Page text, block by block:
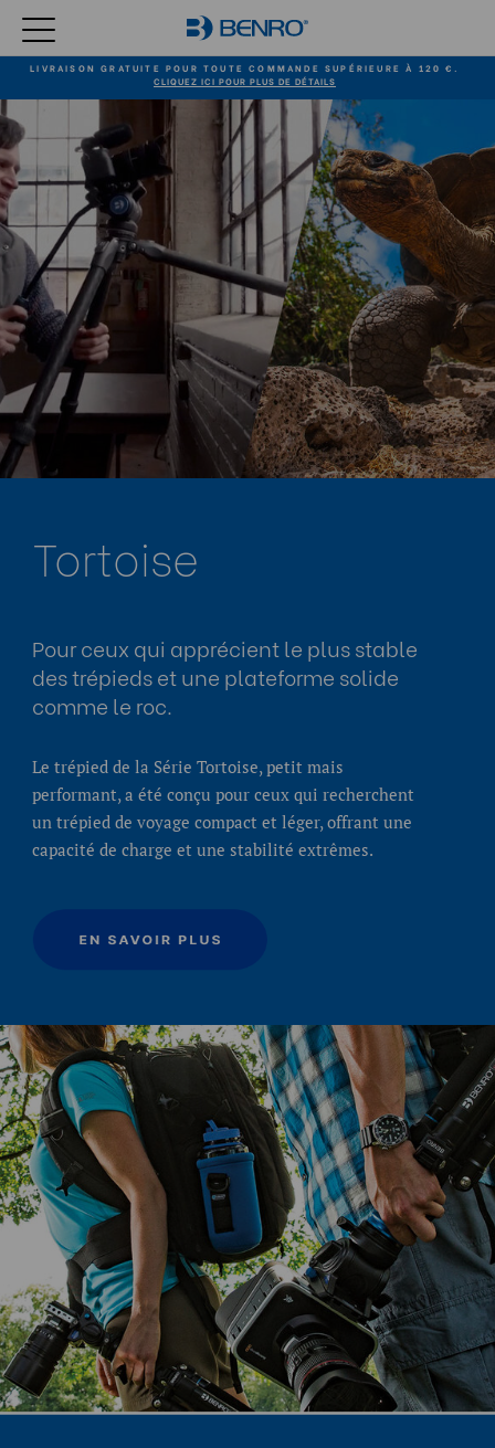
LIVRAISON GRATUITE POUR TOUTE COMMANDE SUPÉRIEURE À 120 €.
CLIQUEZ ICI POUR PLUS DE DÉTAILS
Tortoise
Le trépied de la Série Tortoise, petit mais
performant, a été conçu pour ceux qui recherchent
un trépied de voyage compact et léger, offrant une
capacité de charge et une stabilité extrêmes.
Pour ceux qui apprécient le plus stable
des trépieds et une plateforme solide
comme le roc.